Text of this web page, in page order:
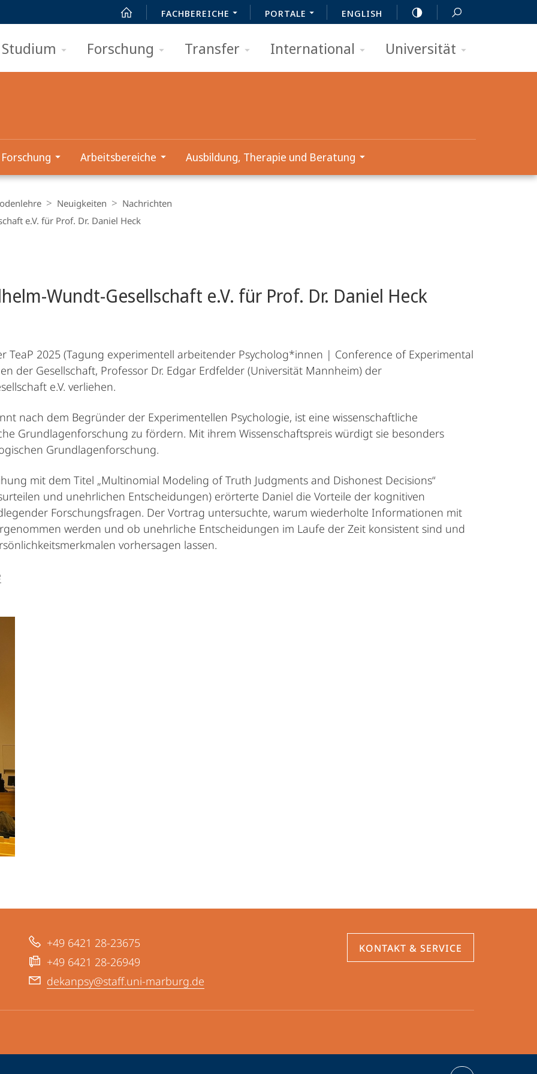
FACHBEREICHE PORTALE ENGLISH
Studium Forschung Transfer International Universität
Forschung Arbeitsbereiche Ausbildung, Therapie und Beratung
Neuigkeiten
Nachrichten
e.V. für Prof. Dr. Daniel Heck
Wundt-Gesellschaft e.V. für Prof. Dr. Daniel Heck
TeaP 2025 (Tagung experimentell arbeitender Psycholog*innen | Conference of Experimental
der Gesellschaft, Professor Dr. Edgar Erdfelder (Universität Mannheim) der
e.V. verliehen.
nach dem Begründer der Experimentellen Psychologie, ist eine wissenschaftliche
Grundlagenforschung zu fördern. Mit ihrem Wissenschaftspreis würdigt sie besonders
Grundlagenforschung.
mit dem Titel „Multinomial Modeling of Truth Judgments and Dishonest Decisions“
und unehrlichen Entscheidungen) erörterte Daniel die Vorteile der kognitiven
Forschungsfragen. Der Vortrag untersuchte, warum wiederholte Informationen mit
werden und ob unehrliche Entscheidungen im Laufe der Zeit konsistent sind und
vorhersagen lassen.
+49 6421 28-23675
+49 6421 28-26949
dekanpsy@staff.uni-marburg.de
KONTAKT & SERVICE